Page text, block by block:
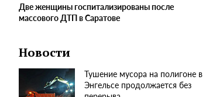
Две женщины госпитализированы после
массового ДТП в Саратове
Новости
Тушение мусора на полигоне в
Энгельсе продолжается без